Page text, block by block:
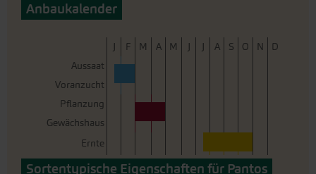
Anbaukalender
J F M A M J J A S O N
D
Aussaat
Voranzucht
Pflanzung
Gewächshaus
Ernte
Sortentypische Eigenschaften für Pantos